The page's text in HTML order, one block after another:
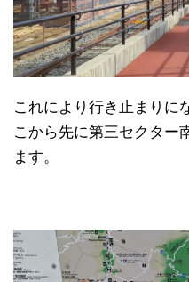
これにより行き止まりに
こから先に第三セクター
ます。